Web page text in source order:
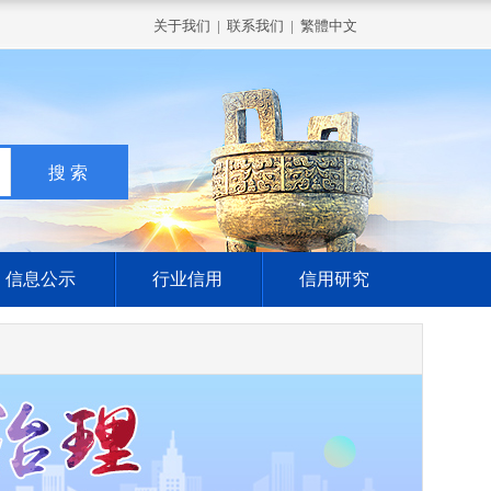
关于我们 | 联系我们 | 繁體中文
信息公示 行业信用 信用研究